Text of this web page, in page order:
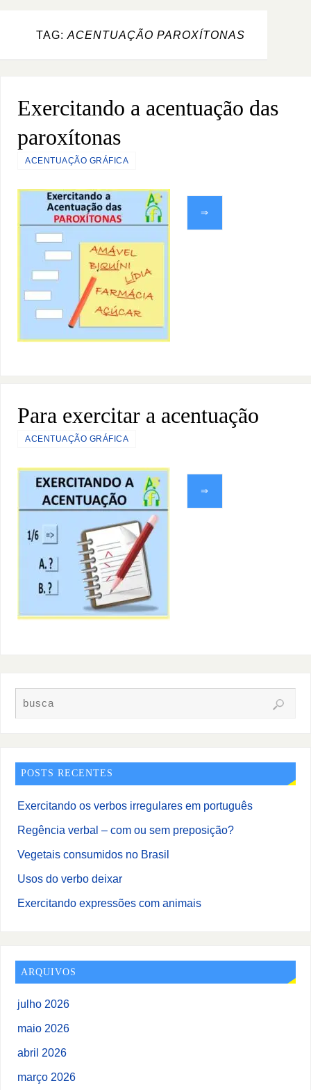
TAG: ACENTUAÇÃO PAROXÍTONAS
Exercitando a acentuação das
paroxítonas
ACENTUAÇÃO GRÁFICA
⇒
Para exercitar a acentuação
ACENTUAÇÃO GRÁFICA
⇒
POSTS RECENTES
Exercitando os verbos irregulares em português
Regência verbal – com ou sem preposição?
Vegetais consumidos no Brasil
Usos do verbo deixar
Exercitando expressões com animais
ARQUIVOS
julho 2026
maio 2026
abril 2026
março 2026